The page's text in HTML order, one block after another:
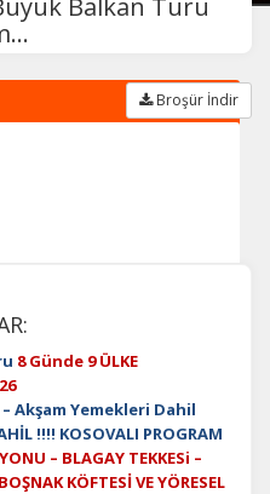
Balkan Turu
Broşür İndir
8 Günde 9 ÜLKE
Akşam Yemekleri Dahil
!!!! KOSOVALI PROGRAM
– BLAGAY TEKKESi –
KÖFTESİ VE YÖRESEL